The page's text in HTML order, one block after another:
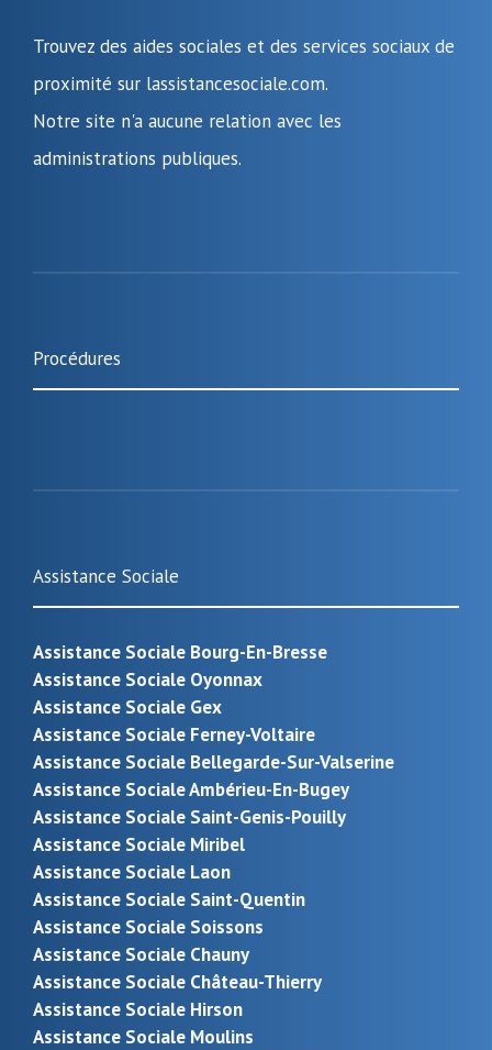
Trouvez des aides sociales et des services sociaux de
proximité sur lassistancesociale.com.
Notre site n'a aucune relation avec les
administrations publiques.
Procédures
Assistance Sociale
Assistance Sociale Bourg-En-Bresse
Assistance Sociale Oyonnax
Assistance Sociale Gex
Assistance Sociale Ferney-Voltaire
Assistance Sociale Bellegarde-Sur-Valserine
Assistance Sociale Ambérieu-En-Bugey
Assistance Sociale Saint-Genis-Pouilly
Assistance Sociale Miribel
Assistance Sociale Laon
Assistance Sociale Saint-Quentin
Assistance Sociale Soissons
Assistance Sociale Chauny
Assistance Sociale Château-Thierry
Assistance Sociale Hirson
Assistance Sociale Moulins